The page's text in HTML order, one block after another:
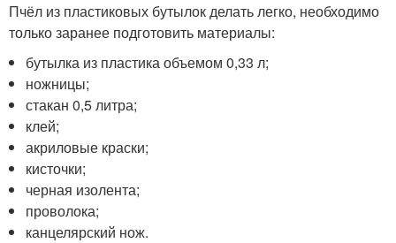
Пчёл из пластиковых бутылок делать легко, необходимо
только заранее подготовить материалы:
бутылка из пластика объемом 0,33 л;
ножницы;
стакан 0,5 литра;
клей;
акриловые краски;
кисточки;
черная изолента;
проволока;
канцелярский нож.